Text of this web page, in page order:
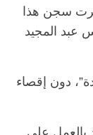
سجن هذا
عبد المجيد
دون إقصاء